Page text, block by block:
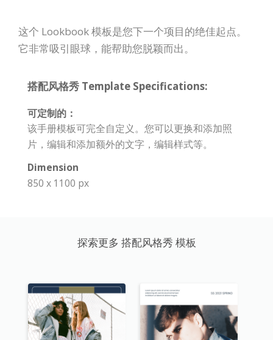
这个 Lookbook 模板是您下一个项目的绝佳起点。
它非常吸引眼球，能帮助您脱颖而出。
搭配风格秀 Template Specifications:
可定制的：
该手册模板可完全自定义。您可以更换和添加照
片，编辑和添加额外的文字，编辑样式等。
Dimension
850 x 1100 px
探索更多 搭配风格秀 模板